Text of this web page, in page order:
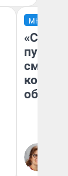
МНЕНИЕ